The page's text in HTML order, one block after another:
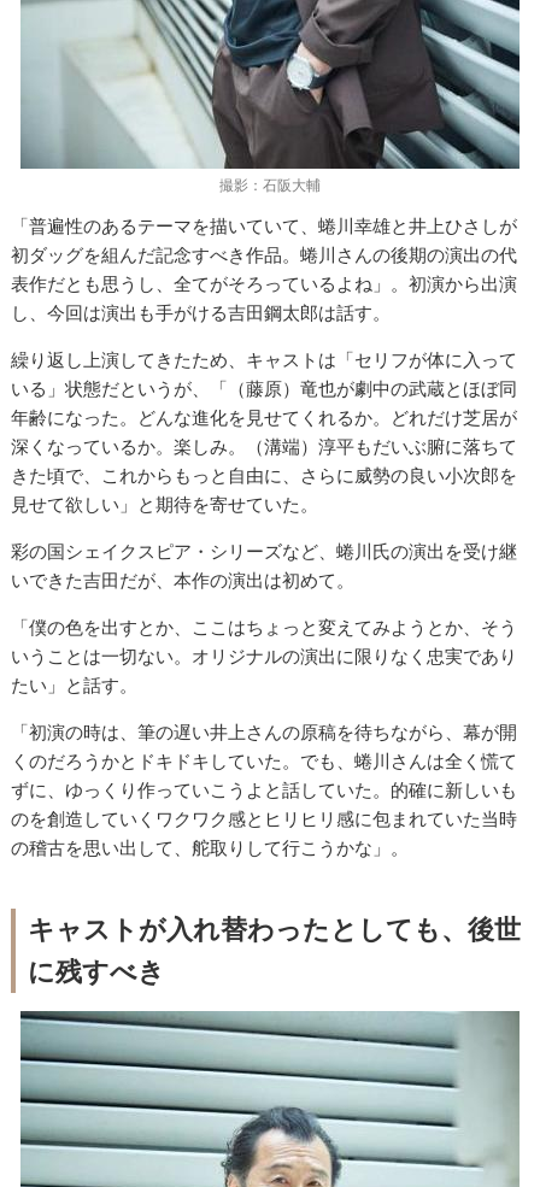
撮影：石阪大輔
「普遍性のあるテーマを描いていて、蜷川幸雄と井上ひさしが
初ダッグを組んだ記念すべき作品。蜷川さんの後期の演出の代
表作だとも思うし、全てがそろっているよね」。初演から出演
し、今回は演出も手がける吉田鋼太郎は話す。
繰り返し上演してきたため、キャストは「セリフが体に入って
いる」状態だというが、「（藤原）竜也が劇中の武蔵とほぼ同
年齢になった。どんな進化を見せてくれるか。どれだけ芝居が
深くなっているか。楽しみ。（溝端）淳平もだいぶ腑に落ちて
きた頃で、これからもっと自由に、さらに威勢の良い小次郎を
見せて欲しい」と期待を寄せていた。
彩の国シェイクスピア・シリーズなど、蜷川氏の演出を受け継
いできた吉田だが、本作の演出は初めて。
「僕の色を出すとか、ここはちょっと変えてみようとか、そう
いうことは一切ない。オリジナルの演出に限りなく忠実であり
たい」と話す。
「初演の時は、筆の遅い井上さんの原稿を待ちながら、幕が開
くのだろうかとドキドキしていた。でも、蜷川さんは全く慌て
ずに、ゆっくり作っていこうよと話していた。的確に新しいも
のを創造していくワクワク感とヒリヒリ感に包まれていた当時
の稽古を思い出して、舵取りして行こうかな」。
キャストが入れ替わったとしても、後世
に残すべき